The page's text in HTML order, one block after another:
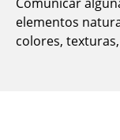
elementos
colores,